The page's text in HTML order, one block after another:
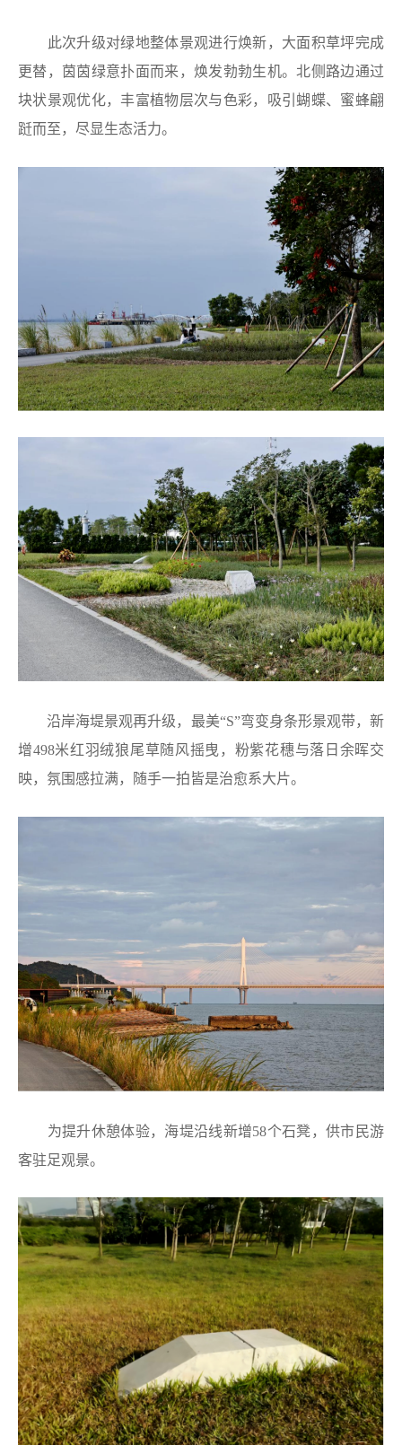
此次升级对绿地整体景观进行焕新，大面积草坪完成
更替，茵茵绿意扑面而来，焕发勃勃生机。北侧路边通过
块状景观优化，丰富植物层次与色彩，吸引蝴蝶、蜜蜂翩
跹而至，尽显生态活力。
沿岸海堤景观再升级，最美“S”弯变身条形景观带，新
增498米红羽绒狼尾草随风摇曳，粉紫花穗与落日余晖交
映，氛围感拉满，随手一拍皆是治愈系大片。
为提升休憩体验，海堤沿线新增58个石凳，供市民游
客驻足观景。